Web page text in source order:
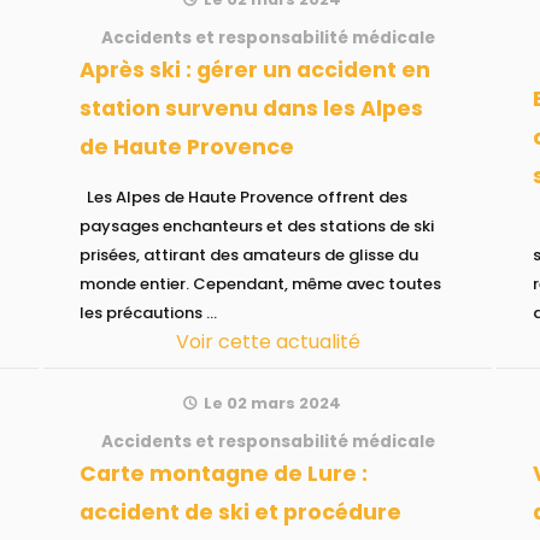
Accidents et responsabilité médicale
Après ski : gérer un accident en
station survenu dans les Alpes
de Haute Provence
Les Alpes de Haute Provence offrent des
paysages enchanteurs et des stations de ski
prisées, attirant des amateurs de glisse du
monde entier. Cependant, même avec toutes
les précautions ...
Voir cette actualité
Le 02 mars 2024
Accidents et responsabilité médicale
Carte montagne de Lure :
accident de ski et procédure